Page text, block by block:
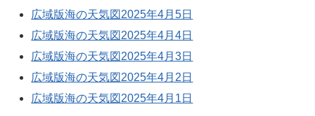
広域版海の天気図2025年4月5日
広域版海の天気図2025年4月4日
広域版海の天気図2025年4月3日
広域版海の天気図2025年4月2日
広域版海の天気図2025年4月1日